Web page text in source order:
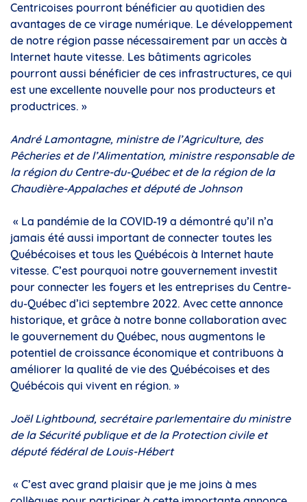
Centricoises pourront bénéficier au quotidien des
avantages de ce virage numérique. Le développement
de notre région passe nécessairement par un accès à
Internet haute vitesse. Les bâtiments agricoles
pourront aussi bénéficier de ces infrastructures, ce qui
est une excellente nouvelle pour nos producteurs et
productrices. »
André Lamontagne, ministre de l’Agriculture, des
Pêcheries et de l’Alimentation, ministre responsable de
la région du Centre-du-Québec etde la région de la
Chaudière-Appalaches et député de Johnson
« La pandémie de la COVID-19 a démontré qu’il n’a
jamais été aussi important de connecter toutes les
Québécoises et tous les Québécois à Internet haute
vitesse. C’est pourquoi notre gouvernement investit
pour connecter les foyers et les entreprises du Centre-
du-Québec d’ici septembre 2022. Avec cette annonce
historique, et grâce à notre bonne collaboration avec
le gouvernement du Québec, nous augmentons le
potentiel de croissance économique et contribuons à
améliorer la qualité de vie des Québécoises et des
Québécois qui vivent en région. »
Joël Lightbound, secrétaire parlementaire du ministre
de la Sécurité publique et de la Protection civile et
député fédéral de Louis-Hébert
« C’est avec grand plaisir que je me joins à mes